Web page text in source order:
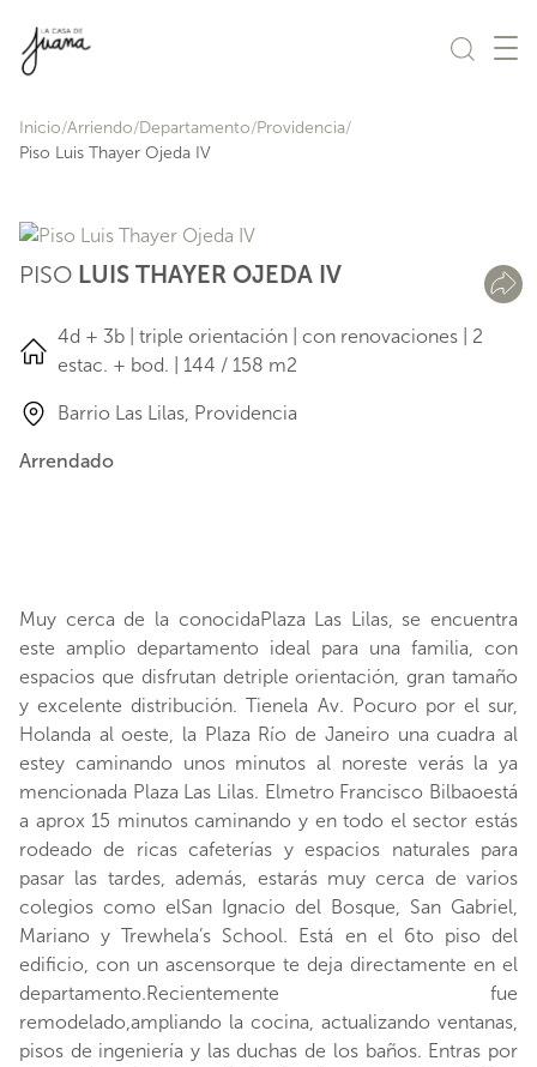
Inicio Arriendo Departamento Providencia
Piso Luis Thayer Ojeda IV
PISO LUIS THAYER OJEDA IV
4d + 3b | triple orientación | con renovaciones | 2
estac. + bod. | 144 / 158 m2
Barrio Las Lilas, Providencia
Arrendado
Muy cerca de la conocidaPlaza Las Lilas, se encuentra
este amplio departamento ideal para una familia, con
espacios que disfrutan detriple orientación, gran tamaño
y excelente distribución. Tienela Av. Pocuro por el sur,
Holanda al oeste, la Plaza Río de Janeiro una cuadra al
estey caminando unos minutos al noreste verás la ya
mencionada Plaza Las Lilas. Elmetro Francisco Bilbaoestá
a aprox 15 minutos caminando y en todo el sector estás
rodeado de ricas cafeterías y espacios naturales para
pasar las tardes, además, estarás muy cerca de varios
colegios como elSan Ignacio del Bosque, San Gabriel,
Mariano y Trewhela’s School. Está en el 6to piso del
edificio, con un ascensorque te deja directamente en el
departamento.Recientemente fue
remodelado,ampliando la cocina, actualizando ventanas,
pisos de ingeniería y las duchas de los baños. Entras por